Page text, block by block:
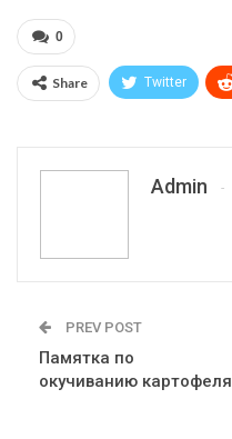
0
Share Twitter
Admin
PREV POST
Памятка по
окучиванию картофеля